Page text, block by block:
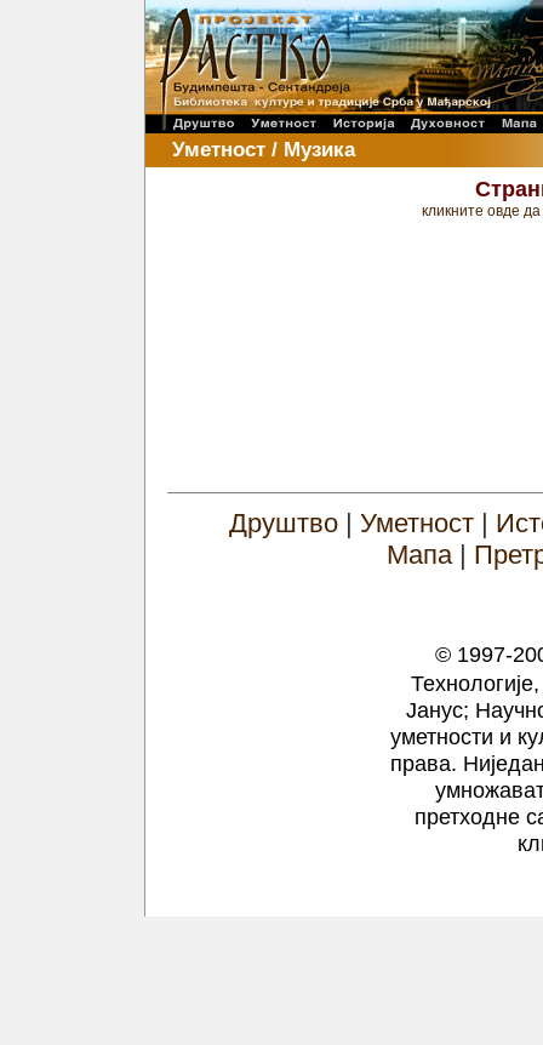
Уметност / Музика
кликните овде
Друштво| Уметност|
Мапа|
© 1997-
Јанус;
уметности и
права.
претходне